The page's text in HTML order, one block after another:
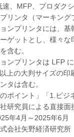
速、MFP、プロダク
リンタ（マーキング
ンプリンタには、基
ゲットとし、様々
含む。
ンプリンタは LFP に
上の大判サイズの印
タは含む。
ポイント」「1.ビジ
研究員による直接面
年4月～2025年6月
式会社矢野経済研究